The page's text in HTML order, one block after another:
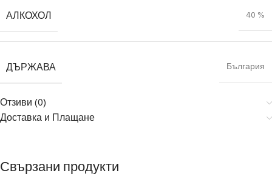
АЛКОХОЛ 40 %
ДЪРЖАВА България
Отзиви (0)
Доставка и Плащане
Свързани продукти